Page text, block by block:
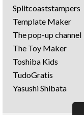
Splitcoaststampers
Template Maker
The pop-up channel
The Toy Maker
Toshiba Kids
TudoGratis
Yasushi Shibata